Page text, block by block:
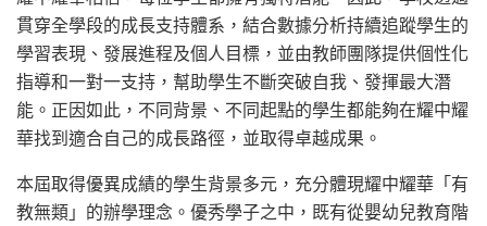
貫穿全學段的成長支持體系，結合數據分析持續追蹤學生的
學習表現、發展進程及個人目標，並由教師團隊提供個性化
指導和一對一支持，幫助學生不斷突破自我、發揮最大潛
能。正因如此，不同背景、不同起點的學生都能夠在耀中耀
華找到適合自己的成長路徑，並取得卓越成果。
本屆取得優異成績的學生背景多元，充分體現耀中耀華「有
教無類」的辦學理念。優秀學子之中，既有從嬰幼兒教育階